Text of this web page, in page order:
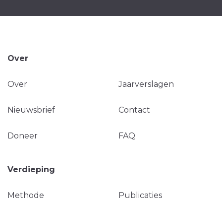
Over
Over Jaarverslagen
Nieuwsbrief Contact
Doneer FAQ
Verdieping
Methode Publicaties